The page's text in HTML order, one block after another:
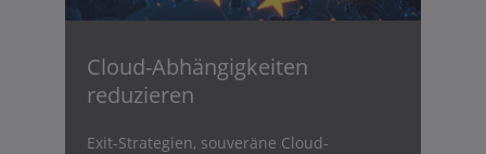
Cloud-Abhängigkeiten
reduzieren
Exit-Strategien, souveräne Cloud-